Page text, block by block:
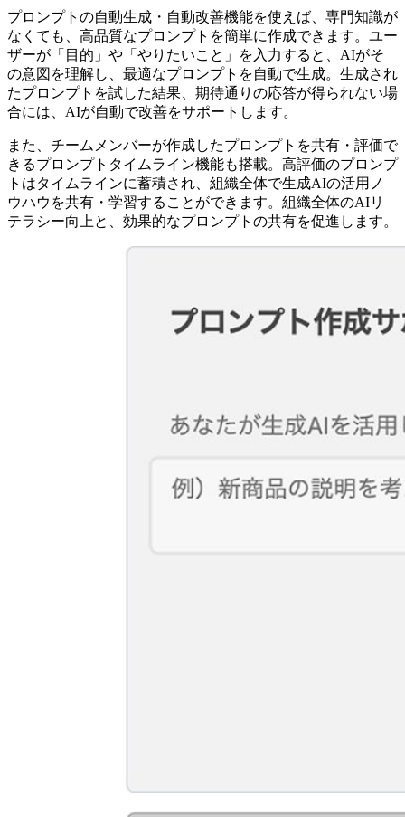
プロンプトの自動生成・自動改善機能を使えば、専門知識が
なくても、高品質なプロンプトを簡単に作成できます。ユー
ザーが「目的」や「やりたいこと」を入力すると、AIがそ
の意図を理解し、最適なプロンプトを自動で生成。生成され
たプロンプトを試した結果、期待通りの応答が得られない場
合には、AIが自動で改善をサポートします。
また、チームメンバーが作成したプロンプトを共有・評価で
きるプロンプトタイムライン機能も搭載。高評価のプロンプ
トはタイムラインに蓄積され、組織全体で生成AIの活用ノ
ウハウを共有・学習することができます。組織全体のAIリ
テラシー向上と、効果的なプロンプトの共有を促進します。